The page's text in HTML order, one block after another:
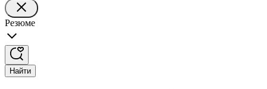
Резюме
Найти